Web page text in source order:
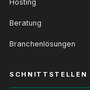
Hosting
Beratung
Branchenlösungen
SCHNITTSTELLEN